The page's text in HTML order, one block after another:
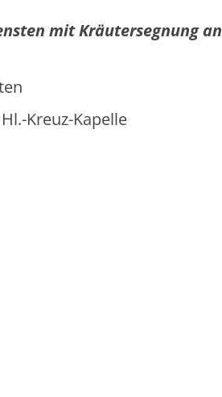
mit Kräutersegnung an
Kreuz-Kapelle